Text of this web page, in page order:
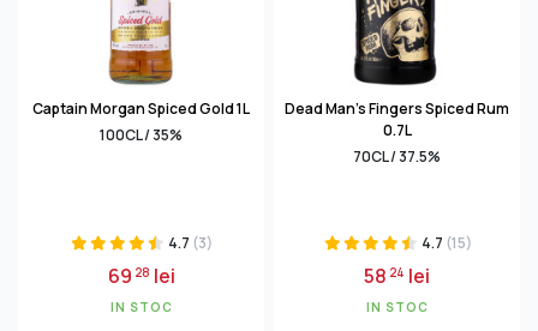
Captain Morgan Spiced Gold 1L
100CL / 35%
4.7 (3)
69 28 lei
IN STOC
Dead Man's Fingers Spiced Rum
0.7L
70CL / 37.5%
4.7 (15)
58 24 lei
IN STOC